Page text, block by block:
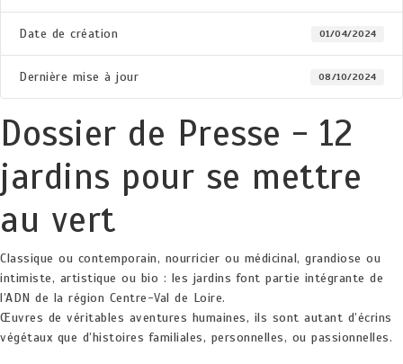
Date de création 01/04/2024
Dernière mise à jour 08/10/2024
Dossier de Presse - 12
jardins pour se mettre
au vert
Classique ou contemporain, nourricier ou médicinal, grandiose ou
intimiste, artistique ou bio : les jardins font partie intégrante de
l’ADN de la région Centre-Val de Loire.
Œuvres de véritables aventures humaines, ils sont autant d’écrins
végétaux que d’histoires familiales, personnelles, ou passionnelles.